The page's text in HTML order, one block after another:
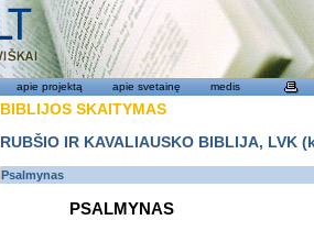
apie projektą apie svetainę medis
BIBLIJOS SKAITYMAS
RUBŠIO IR KAVALIAUSKO BIBLIJA,
Psalmynas
PSALMYNAS